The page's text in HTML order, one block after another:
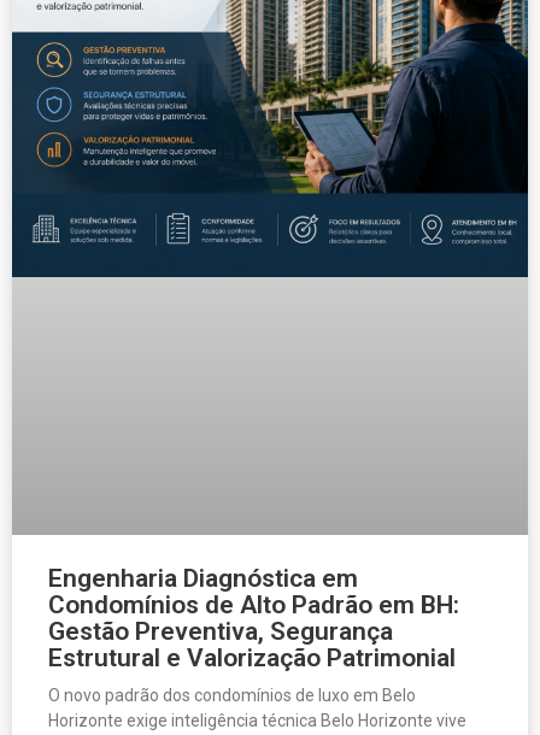
Engenharia Diagnóstica em
Condomínios de Alto Padrão em BH:
Gestão Preventiva, Segurança
Estrutural e Valorização Patrimonial
O novo padrão dos condomínios de luxo em Belo
Horizonte exige inteligência técnica Belo Horizonte vive